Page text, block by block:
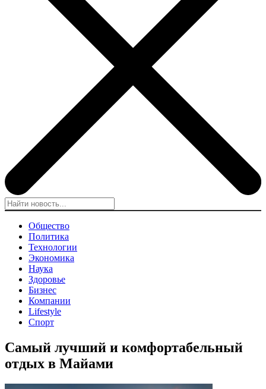
Общество
Политика
Технологии
Экономика
Наука
Здоровье
Бизнес
Компании
Lifestyle
Спорт
Самый лучший и комфортабельный
отдых в Майами